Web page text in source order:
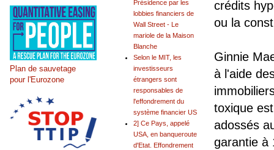
crédits
ou la
Ginnie
à l'aide
toxique
adossés
garantie à
Présidence par les
lobbies financiers de
Wall Street - Le
mariole de la Maison
Blanche
Selon le MIT, les
investisseurs
étrangers sont
responsables de
l'effondrement du
système financier US
2] Ce Pays, appelé
USA, en banqueroute
d'Etat. Effondrement
Plan de sauvetage
pour l'Eurozone